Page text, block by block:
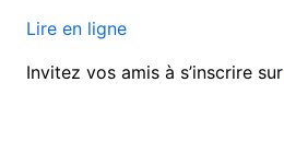
Lire en ligne
Invitez vos amis à s’inscrire sur